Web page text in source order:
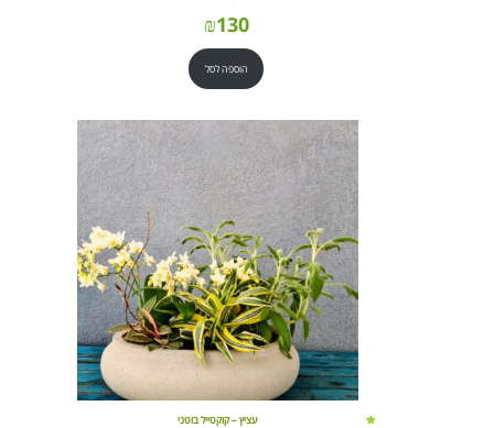
₪130
הוספה לסל
עציץ – קוקטייל בוטני